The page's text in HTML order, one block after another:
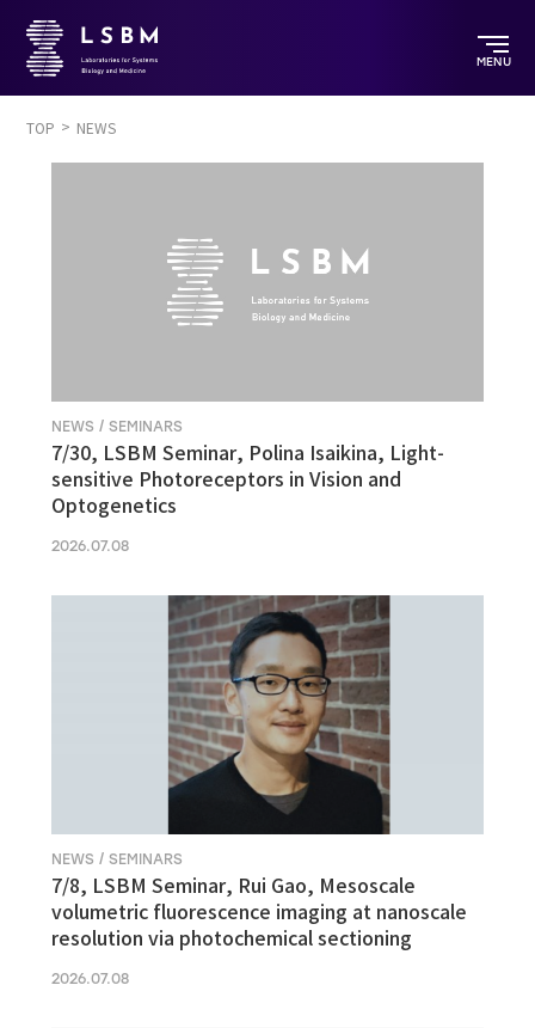
MENU
TOP NEWS
NEWS / SEMINARS
7/30, LSBM Seminar, Polina Isaikina, Light-
sensitive Photoreceptors in Vision and
Optogenetics
2026.07.08
NEWS / SEMINARS
7/8, LSBM Seminar, Rui Gao, Mesoscale
volumetric fluorescence imaging at nanoscale
resolution via photochemical sectioning
2026.07.08